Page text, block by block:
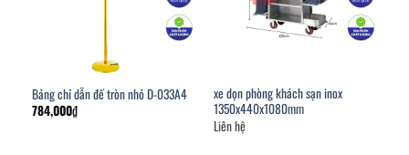
Bảng chỉ dẫn đế tròn nhỏ D-033A4
784,000₫
xe dọn phòng khách sạn inox
1350x440x1080mm
Liên hệ